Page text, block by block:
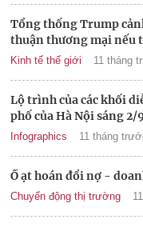
Tổng thống Trump
thuận thương mại nếu
Kinh tế thế giới 11 tháng
Lộ trình của các khối
phố của Hà Nội sáng 2/
Infographics 11 tháng
Ồ ạt hoán đổi nợ -
Chuyển động thị trường